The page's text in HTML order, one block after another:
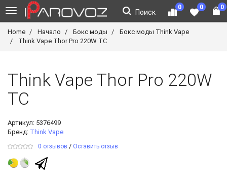
Поиск
0 0 0
Home Начало Бокс моды
Бокс моды Think Vape
Think Vape Thor Pro 220W TC
Think Vape Thor Pro 220W
TC
Артикул: 5376499
Бренд: Think Vape
0 отзывов / Оставить отзыв